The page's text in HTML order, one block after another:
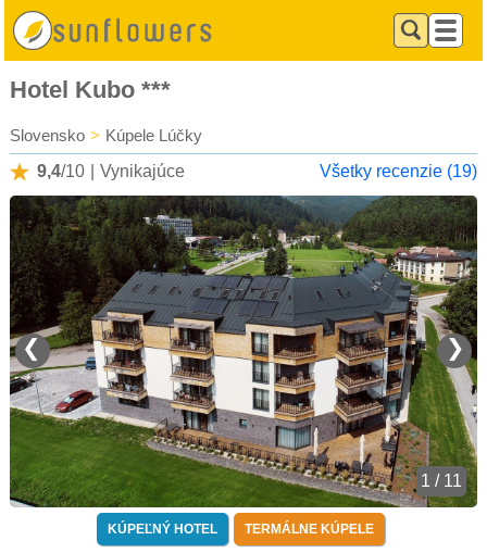
Hotel Kubo ***
Slovensko > Kúpele Lúčky
9,4/10 Vynikajúce Všetky recenzie (19)
❮ ❯
1 / 11
KÚPEĽNÝ HOTEL TERMÁLNE KÚPELE